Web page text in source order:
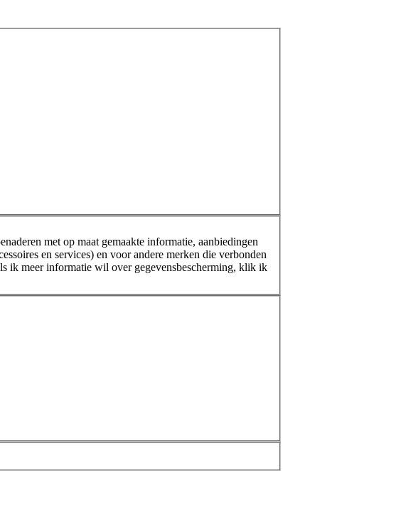
met op maat gemaakte informatie, aanbiedingen
en services) en voor andere merken die verbonden
ik meer informatie wil over gegevensbescherming, klik ik